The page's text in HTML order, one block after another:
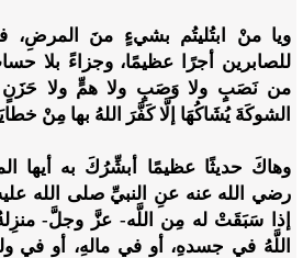
ويا منْ ابتُليتُم بشيءٍ منَ المرضِ،
للصابرين أجرًا عظيمًا، وجزاءً بلا
‌من ‌نَصَبٍ ولا وَصَبٍ ولا همٍّ ولا حَزَنٍ
الشوكَةَ يُشَاكُهَا إلَّا كَفَّرَ اللهُ بها مِنْ
وهاكَ حديثًا عظيمًا أبشِّرُكَ به أيها
رضي الله عنه عنِ النبيِّ صلى الله
إذا سَبَقَتْ له مِن اللَّه- عزَّ وجلَّ- منزِلةٌ
اللَّهُ في جسدهِ، أو في مالهِ، أو في